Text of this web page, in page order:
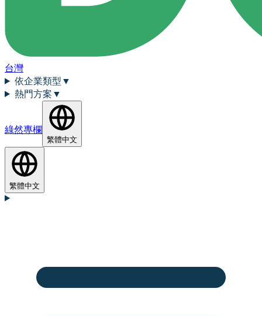
台灣
依企業類型 ▼
熱門方案 ▼
綠然專欄
繁體中文
繁體中文